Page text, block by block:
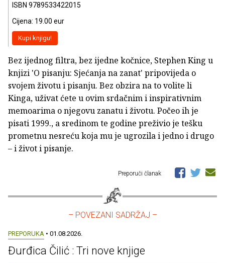
ISBN 9789533422015
Cijena: 19.00 eur
Kupi knjigu!
Bez ijednog filtra, bez ijedne kočnice, Stephen King u
knjizi 'O pisanju: Sjećanja na zanat' pripovijeda o
svojem životu i pisanju. Bez obzira na to volite li
Kinga, uživat ćete u ovim srdačnim i inspirativnim
memoarima o njegovu zanatu i životu. Počeo ih je
pisati 1999., a sredinom te godine preživio je tešku
prometnu nesreću koja mu je ugrozila i jedno i drugo
– i život i pisanje.
Preporuči članak
– POVEZANI SADRŽAJ –
PREPORUKA • 01.08.2026.
Đurđica Čilić : Tri nove knjige